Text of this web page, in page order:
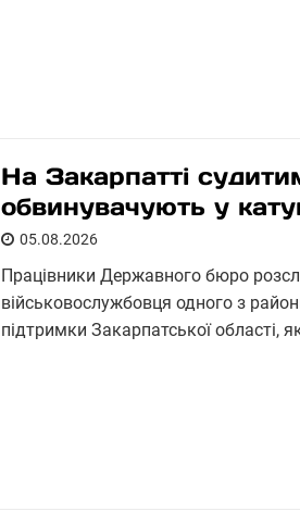
На Закарпатті
обвинувачують у
05.08.2026
Працівники Державного бюро
військовослужбовця одного з
підтримки Закарпатської області,